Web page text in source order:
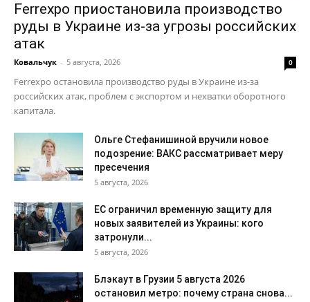
Ferrexpo приостановила производство
руды в Украине из-за угрозы российских
атак
Ковальчук - 5 августа, 2026 0
Ferrexpo остановила производство руды в Украине из-за
российских атак, проблем с экспортом и нехватки оборотного
капитала.
Ольге Стефанишиной вручили новое
подозрение: ВАКС рассматривает меру
пресечения
5 августа, 2026
ЕС ограничил временную защиту для
новых заявителей из Украины: кого
затронули...
5 августа, 2026
Блэкаут в Грузии 5 августа 2026
остановил метро: почему страна снова...